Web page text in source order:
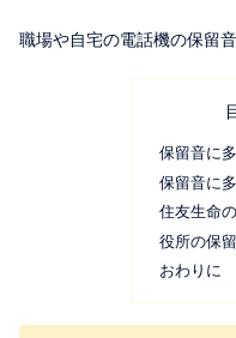
職場や自宅の電話機の保留
保留音に
保留音に
住友生命
役所の保
おわりに